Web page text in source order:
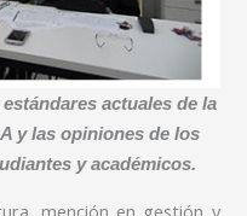
actuales de la
y las opiniones de los
y académicos.
mención en gestión y